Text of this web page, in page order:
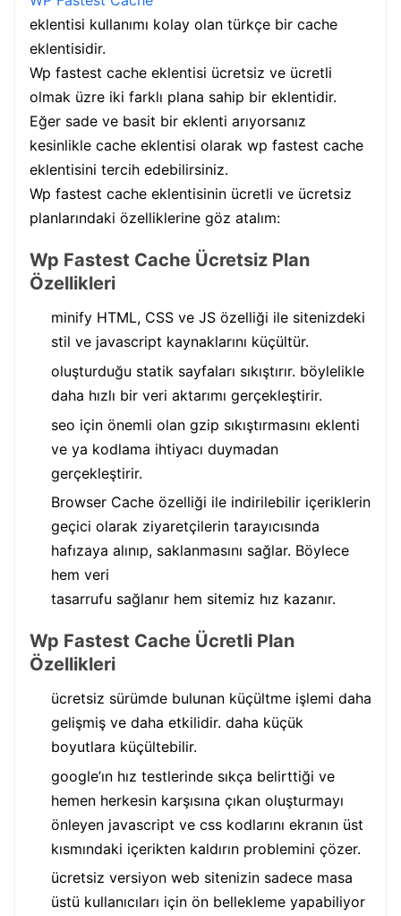
eklentisi kullanımı kolay olan türkçe bir cache
eklentisidir.
Wp fastest cache eklentisi ücretsiz ve ücretli
olmak üzre iki farklı plana sahip bir eklentidir.
Eğer sade ve basit bir eklenti arıyorsanız
kesinlikle cache eklentisi olarak wp fastest cache
eklentisini tercih edebilirsiniz.
Wp fastest cache eklentisinin ücretli ve ücretsiz
planlarındaki özelliklerine göz atalım:
Wp Fastest Cache Ücretsiz Plan
Özellikleri
minify HTML, CSS ve JS özelliği ile sitenizdeki
stil ve javascript kaynaklarını küçültür.
oluşturduğu statik sayfaları sıkıştırır. böylelikle
daha hızlı bir veri aktarımı gerçekleştirir.
seo için önemli olan gzip sıkıştırmasını eklenti
ve ya kodlama ihtiyacı duymadan
gerçekleştirir.
Browser Cache özelliği ile indirilebilir içeriklerin
geçici olarak ziyaretçilerin tarayıcısında
hafızaya alınıp, saklanmasını sağlar. Böylece
hem veri
tasarrufu sağlanır hem sitemiz hız kazanır.
Wp Fastest Cache Ücretli Plan
Özellikleri
ücretsiz sürümde bulunan küçültme işlemi daha
gelişmiş ve daha etkilidir. daha küçük
boyutlara küçültebilir.
google’ın hız testlerinde sıkça belirttiği ve
hemen herkesin karşısına çıkan oluşturmayı
önleyen javascript ve css kodlarını ekranın üst
kısmındaki içerikten kaldırın problemini çözer.
ücretsiz versiyon web sitenizin sadece masa
üstü kullanıcıları için ön bellekleme yapabiliyor